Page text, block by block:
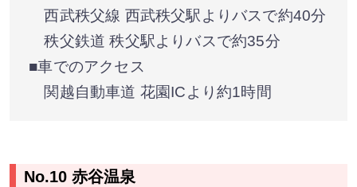
西武秩父線 西武秩父駅よりバスで約40分
秩父鉄道 秩父駅よりバスで約35分
■車でのアクセス
関越自動車道 花園ICより約1時間
No.10 赤谷温泉